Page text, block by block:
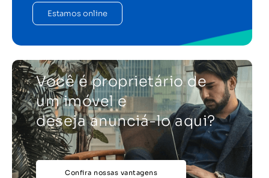
Estamos online
Você é proprietário de
um imóvel e
deseja anunciá-lo aqui?
Confira nossas vantagens